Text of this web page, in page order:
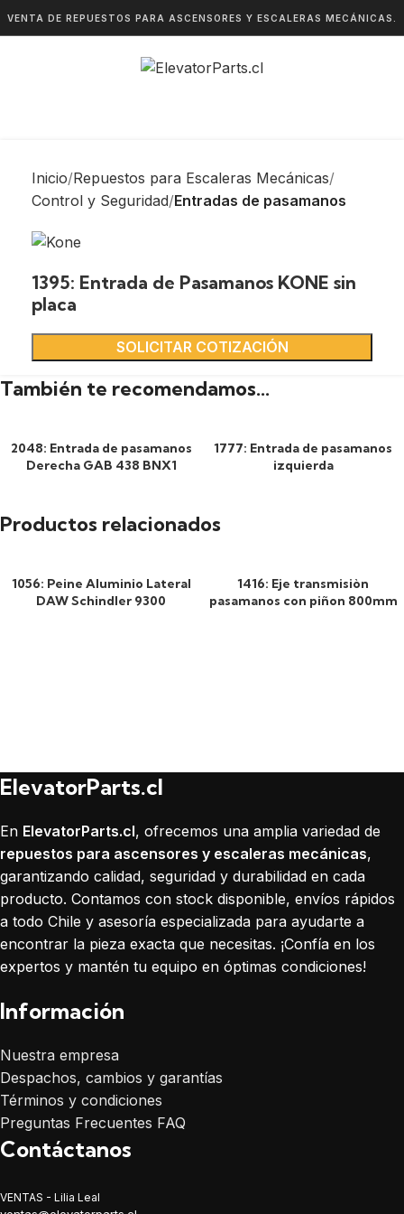
VENTA DE REPUESTOS PARA ASCENSORES Y ESCALERAS MECÁNICAS.
Inicio Repuestos para Escaleras Mecánicas
Control y Seguridad Entradas de pasamanos
1395: Entrada de Pasamanos KONE sin
placa
SOLICITAR COTIZACIÓN
También te recomendamos…
2048: Entrada de pasamanos
Derecha GAB 438 BNX1
1777: Entrada de pasamanos
izquierda
Productos relacionados
1056: Peine Aluminio Lateral
DAW Schindler 9300
1416: Eje transmisiòn
pasamanos con piñon 800mm
ElevatorParts.cl
En ElevatorParts.cl, ofrecemos una amplia variedad de
repuestos para ascensores y escaleras mecánicas,
garantizando calidad, seguridad y durabilidad en cada
producto. Contamos con stock disponible, envíos rápidos
a todo Chile y asesoría especializada para ayudarte a
encontrar la pieza exacta que necesitas. ¡Confía en los
expertos y mantén tu equipo en óptimas condiciones!
Información
Nuestra empresa
Despachos, cambios y garantías
Términos y condiciones
Preguntas Frecuentes FAQ
Contáctanos
VENTAS - Lilia Leal